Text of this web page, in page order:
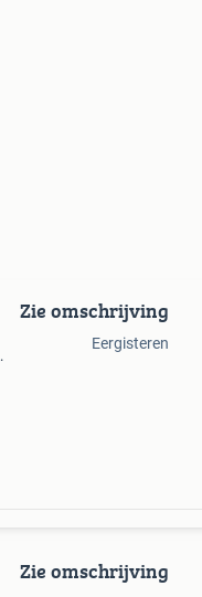
Zie omschrijving
Eergisteren
Zie omschrijving